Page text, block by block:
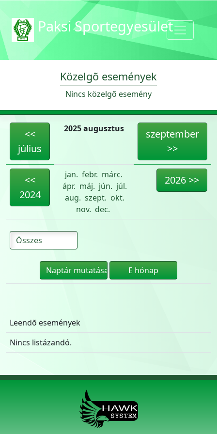
Paksi Sportegyesület
Közelgõ események
Nincs közelgõ esemény
<<
július
2025 augusztus
szeptember
>>
<<
2024
jan. febr. márc.
ápr. máj. jún. júl.
aug. szept. okt.
nov. dec.
2026 >>
Leendõ események
Nincs listázandó.